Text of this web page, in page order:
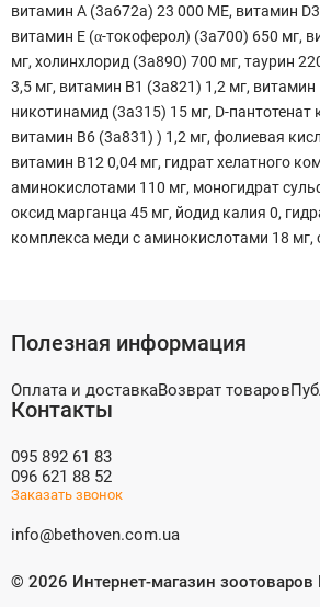
витамин A (3a672a) 23 000 МЕ, витамин
витамин E (α-токоферол) (3a700) 650 мг,
мг, холинхлорид (3a890) 700 мг, таурин
3,5 мг, витамин B1 (3a821) 1,2 мг, витамин
никотинамид (3a315) 15 мг, D-пантотенат
витамин B6 (3a831) ) 1,2 мг, фолиевая
витамин B12 0,04 мг, гидрат хелатного
аминокислотами 110 мг, моногидрат
оксид марганца 45 мг, йодид калия 0,
комплекса меди с аминокислотами 18 мг,
Полезная информация
Оплата и доставкаВозврат товаров
Контакты
095 892 61 83
096 621 88 52
Заказать звонок
info@bethoven.com.ua
© 2026 Интернет-магазин зоотоваров